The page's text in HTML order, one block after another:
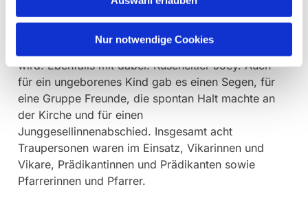
Nur notwendige Cookies
Segen. Eine Mutter wollte den gern für sich und
ihren Sohn – und dabei gleich mal die Pfarrerin
kennenlernen, die sie im nächsten Jahr trauen
wird. Ebenfalls mit dabei: Kuscheltier Joey. Auch
für ein ungeborenes Kind gab es einen Segen, für
eine Gruppe Freunde, die spontan Halt machte an
der Kirche und für einen
Junggesellinnenabschied. Insgesamt acht
Traupersonen waren im Einsatz, Vikarinnen und
Vikare, Prädikantinnen und Prädikanten sowie
Pfarrerinnen und Pfarrer.